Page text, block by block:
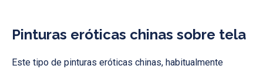
Pinturas eróticas chinas sobre tela
Este tipo de pinturas eróticas chinas, habitualmente